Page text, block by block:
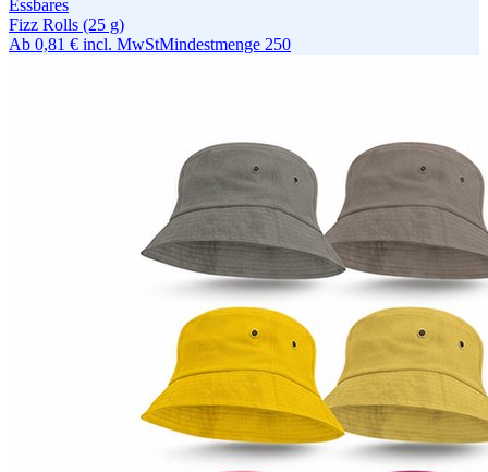
Essbares
Fizz Rolls (25 g)
Ab 0,81 € incl. MwStMindestmenge 250